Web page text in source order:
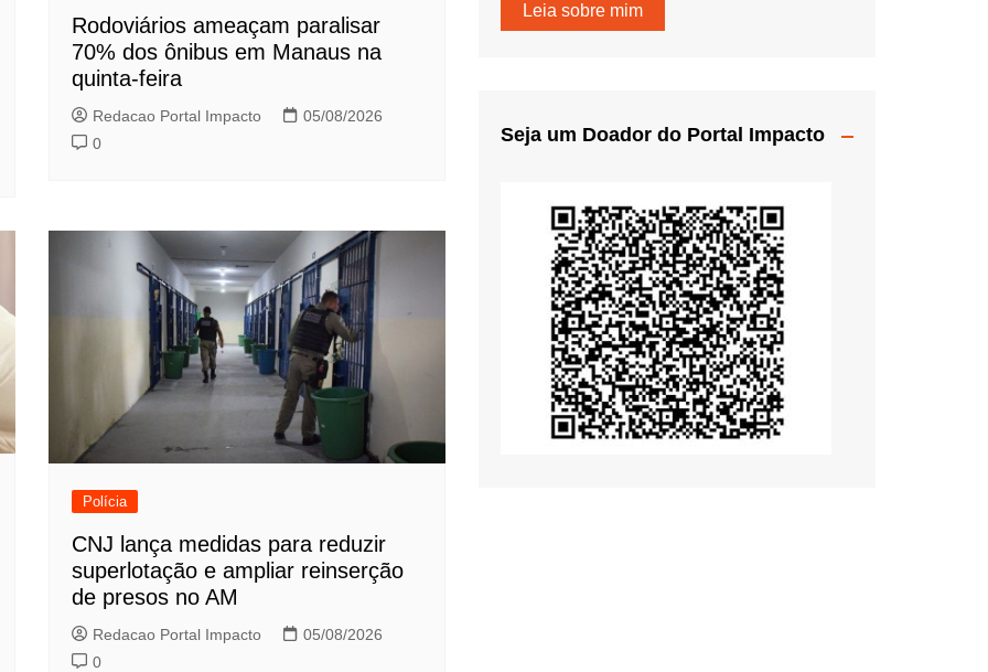
Rodoviários ameaçam paralisar
70% dos ônibus em Manaus na
quinta-feira
Redacao Portal Impacto
05/08/2026
0
Polícia
CNJ lança medidas para reduzir
superlotação e ampliar reinserção
de presos no AM
Redacao Portal Impacto
05/08/2026
0
Leia sobre mim
Seja um Doador do Portal Impacto